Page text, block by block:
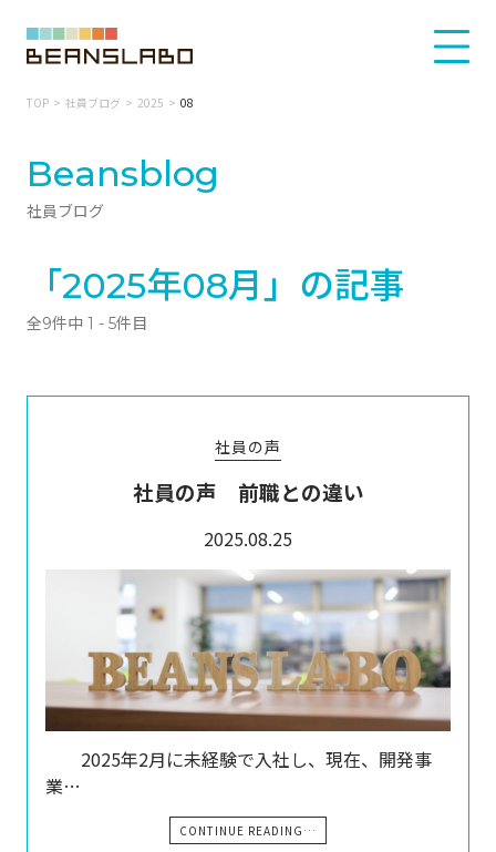
TOP 社員ブログ 2025 08
Beansblog
社員ブログ
「2025年08月」の記事
全9件中 1 - 5件目
社員の声
社員の声 前職との違い
2025.08.25
2025年2月に未経験で入社し、現在、開発事
業…
CONTINUE READING…